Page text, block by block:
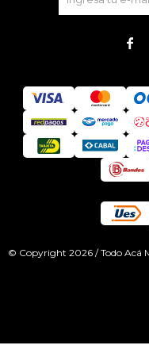

© Copyright 2026 / Todo Acá